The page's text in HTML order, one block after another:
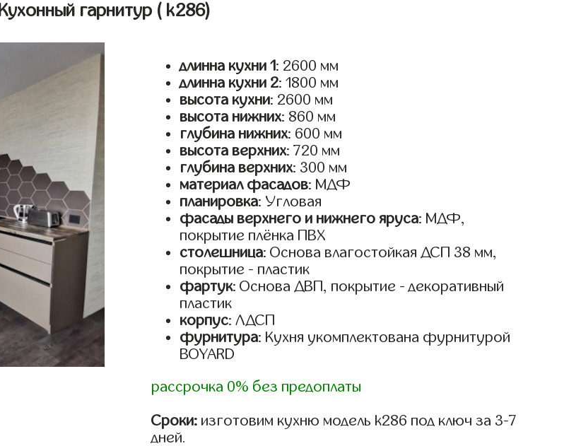
Кухонный гарнитур ( k286)
длинна кухни 1: 2600 мм
длинна кухни 2: 1800 мм
высота кухни: 2600 мм
высота нижних: 860 мм
глубина нижних: 600 мм
высота верхних: 720 мм
глубина верхних: 300 мм
материал фасадов: МДФ
планировка: Угловая
фасады верхнего и нижнего яруса: МДФ,
покрытие плёнка ПВХ
столешница: Основа влагостойкая ДСП 38 мм,
покрытие - пластик
фартук: Основа ДВП, покрытие - декоративный
пластик
корпус: ЛДСП
фурнитура: Кухня укомплектована фурнитурой
BOYARD
рассрочка 0% без предоплаты
Сроки: изготовим кухню модель k286 под ключ за 3-7
дней.